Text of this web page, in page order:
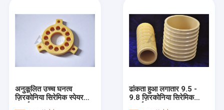
अनुकूलित उच्च घनत्व
ज़िरकोनिया सिरेमिक स्पेयर
ढांकता हुआ लगातार 9.5 -
9.8 ज़िरकोनिया सिरेमिक